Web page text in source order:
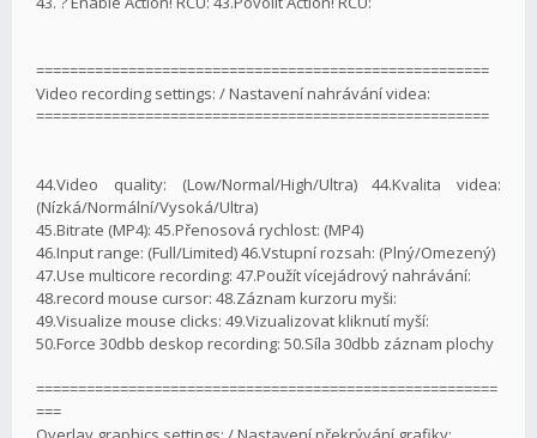
======================================================
Video recording settings: / Nastavení nahrávání videa:
======================================================
44.Video quality: (Low/Normal/High/Ultra) 44.Kvalita videa:
(Nízká/Normální/Vysoká/Ultra)
45.Bitrate (MP4): 45.Přenosová rychlost: (MP4)
46.Input range: (Full/Limited) 46.Vstupní rozsah: (Plný/Omezený)
47.Use multicore recording: 47.Použít vícejádrový nahrávání:
48.record mouse cursor: 48.Záznam kurzoru myši:
49.Visualize mouse clicks: 49.Vizualizovat kliknutí myší:
50.Force 30dbb deskop recording: 50.Síla 30dbb záznam plochy
=======================================================
===